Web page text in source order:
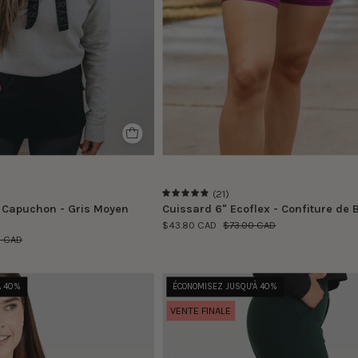
size
S
- Gris Moyen
wearing
4.9
(21)
Cuissard 6" Ecoflex - Confiture de
$43.80 CAD $73.00 CAD
porte
la
taille
40%
Camille
porte
ÉCONOMISEZ JUSQU'À 40%
VENTE FINALE